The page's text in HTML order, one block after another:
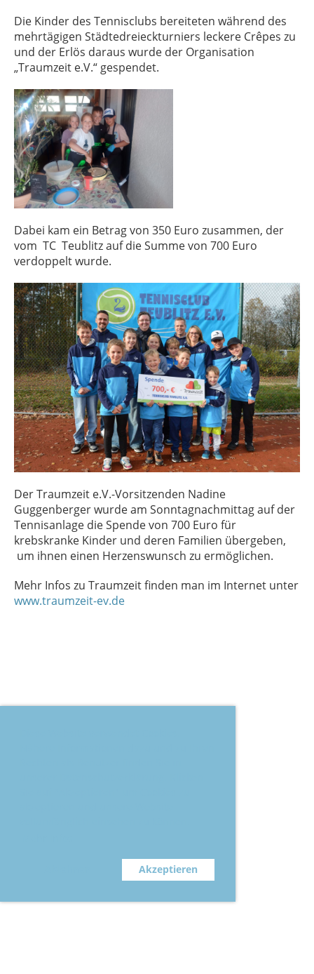
Akzeptieren
Die Kinder des Tennisclubs bereiteten während des
mehrtägigen Städtedreieckturniers leckere Crêpes zu
und der Erlös daraus wurde der Organisation
„Traumzeit e.V.“ gespendet.
Dabei kam ein Betrag von 350 Euro zusammen, der
vom TC Teublitz auf die Summe von 700 Euro
verdoppelt wurde.
Der Traumzeit e.V.-Vorsitzenden Nadine
Guggenberger wurde am Sonntagnachmittag auf der
Tennisanlage die Spende von 700 Euro für
krebskranke Kinder und deren Familien übergeben,
um ihnen einen Herzenswunsch zu ermöglichen.
Mehr Infos zu Traumzeit finden man im Internet unter
www.traumzeit-ev.de